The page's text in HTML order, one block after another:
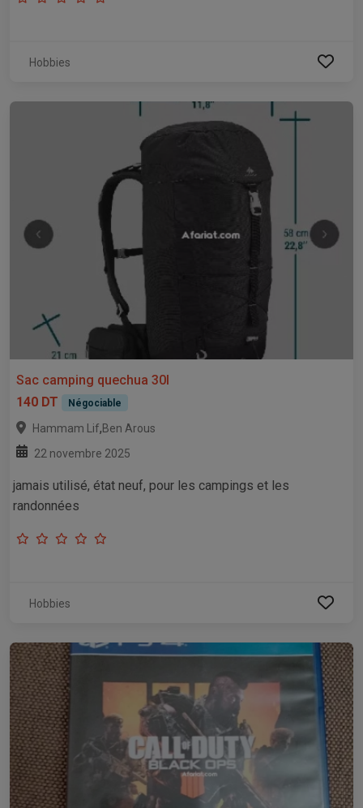
Hobbies
Sac camping quechua 30l
140 DT
Négociable
Hammam Lif,Ben Arous
22 novembre 2025
jamais utilisé, état neuf, pour les campings et les
randonnées
Hobbies